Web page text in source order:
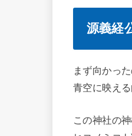
源義経
まず向かっ
青空に映え
この神社の